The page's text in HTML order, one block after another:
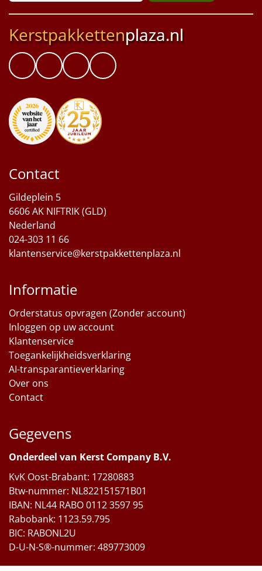
Kerstpakkettenplaza.nl
Contact
Gildeplein 5
6606 AK NIFTRIK (GLD)
Nederland
024-303 11 66
klantenservice@kerstpakkettenplaza.nl
Informatie
Orderstatus opvragen (Zonder account)
Inloggen op uw account
Klantenservice
Toegankelijkheidsverklaring
AI-transparantieverklaring
Over ons
Contact
Gegevens
Onderdeel van Kerst Company B.V.
KvK Oost-Brabant: 17280883
Btw-nummer: NL822151571B01
IBAN: NL44 RABO 0112 3597 95
Rabobank: 1123.59.795
BIC: RABONL2U
D-U-N-S®-nummer: 489773009